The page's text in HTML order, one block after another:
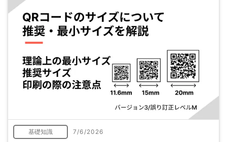
基礎知識 7/6/2026